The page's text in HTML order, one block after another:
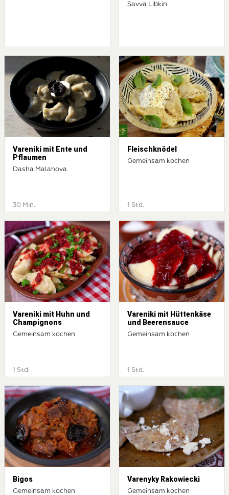
Savva Libkin
Vareniki mit Ente und
Pflaumen
Dasha Malahova
30 Min.
Fleischknödel
Gemeinsam kochen
1 Std.
Vareniki mit Huhn und
Champignons
Gemeinsam kochen
1 Std.
Vareniki mit Hüttenkäse
und Beerensauce
Gemeinsam kochen
1 Std.
Bigos
Gemeinsam kochen
Varenyky Rakowiecki
Gemeinsam kochen